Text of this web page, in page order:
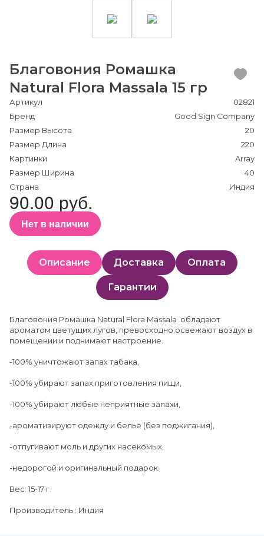
Благовония Ромашка
Natural Flora Massala 15 гр
Артикул
02821
Бренд
Good Sign Company
Размер Высота
20
Размер Длина
220
Картинки
Array
Размер Ширина
40
Страна
Индия
90.00 руб.
Нет в наличии
Описание Доставка Оплата
Гарантии
Благовония Ромашка Natural Flora Massala обладают
ароматом цветущих лугов, превосходно освежают воздух в
помещении и поднимают настроение.
-100% уничтожают запах табака,
-100% убирают запах приготовления пищи,
-100% убирают любые неприятные запахи,
-ароматизируют одежду и бельё (без поджигания),
-отпугивают моль и других насекомых,
-недорогой и оригинальный подарок.
Вес: 15-17 г.
Производитель : Индия